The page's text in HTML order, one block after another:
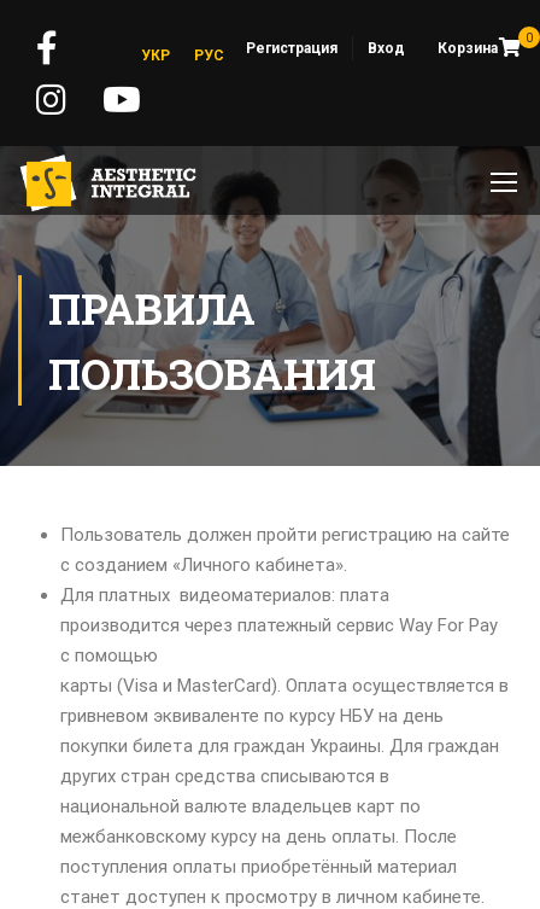
0
Регистрация Вход Корзина
УКР РУС
ПРАВИЛА
ПОЛЬЗОВАНИЯ
Пользователь должен пройти регистрацию на сайте
с созданием «Личного кабинета».
Для платных видеоматериалов: плата
производится через платежный сервис Way For Pay
с помощью
карты (Visa и MasterCard). Оплата осуществляется в
гривневом эквиваленте по курсу НБУ на день
покупки билета для граждан Украины. Для граждан
других стран средства списываются в
национальной валюте владельцев карт по
межбанковскому курсу на день оплаты. После
поступления оплаты приобретённый материал
станет доступен к просмотру в личном кабинете.